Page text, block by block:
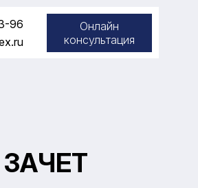
96
Онлайн
консультация